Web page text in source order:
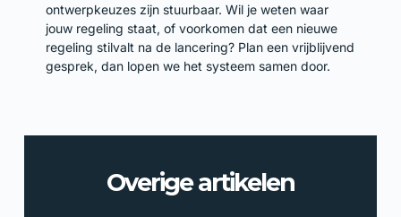
ontwerpkeuzes zijn stuurbaar. Wil je weten waar
jouw regeling staat, of voorkomen dat een nieuwe
regeling stilvalt na de lancering? Plan een vrijblijvend
gesprek, dan lopen we het systeem samen door.
Overige artikelen